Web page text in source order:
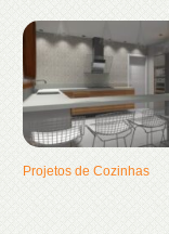
Projetos de Cozinhas